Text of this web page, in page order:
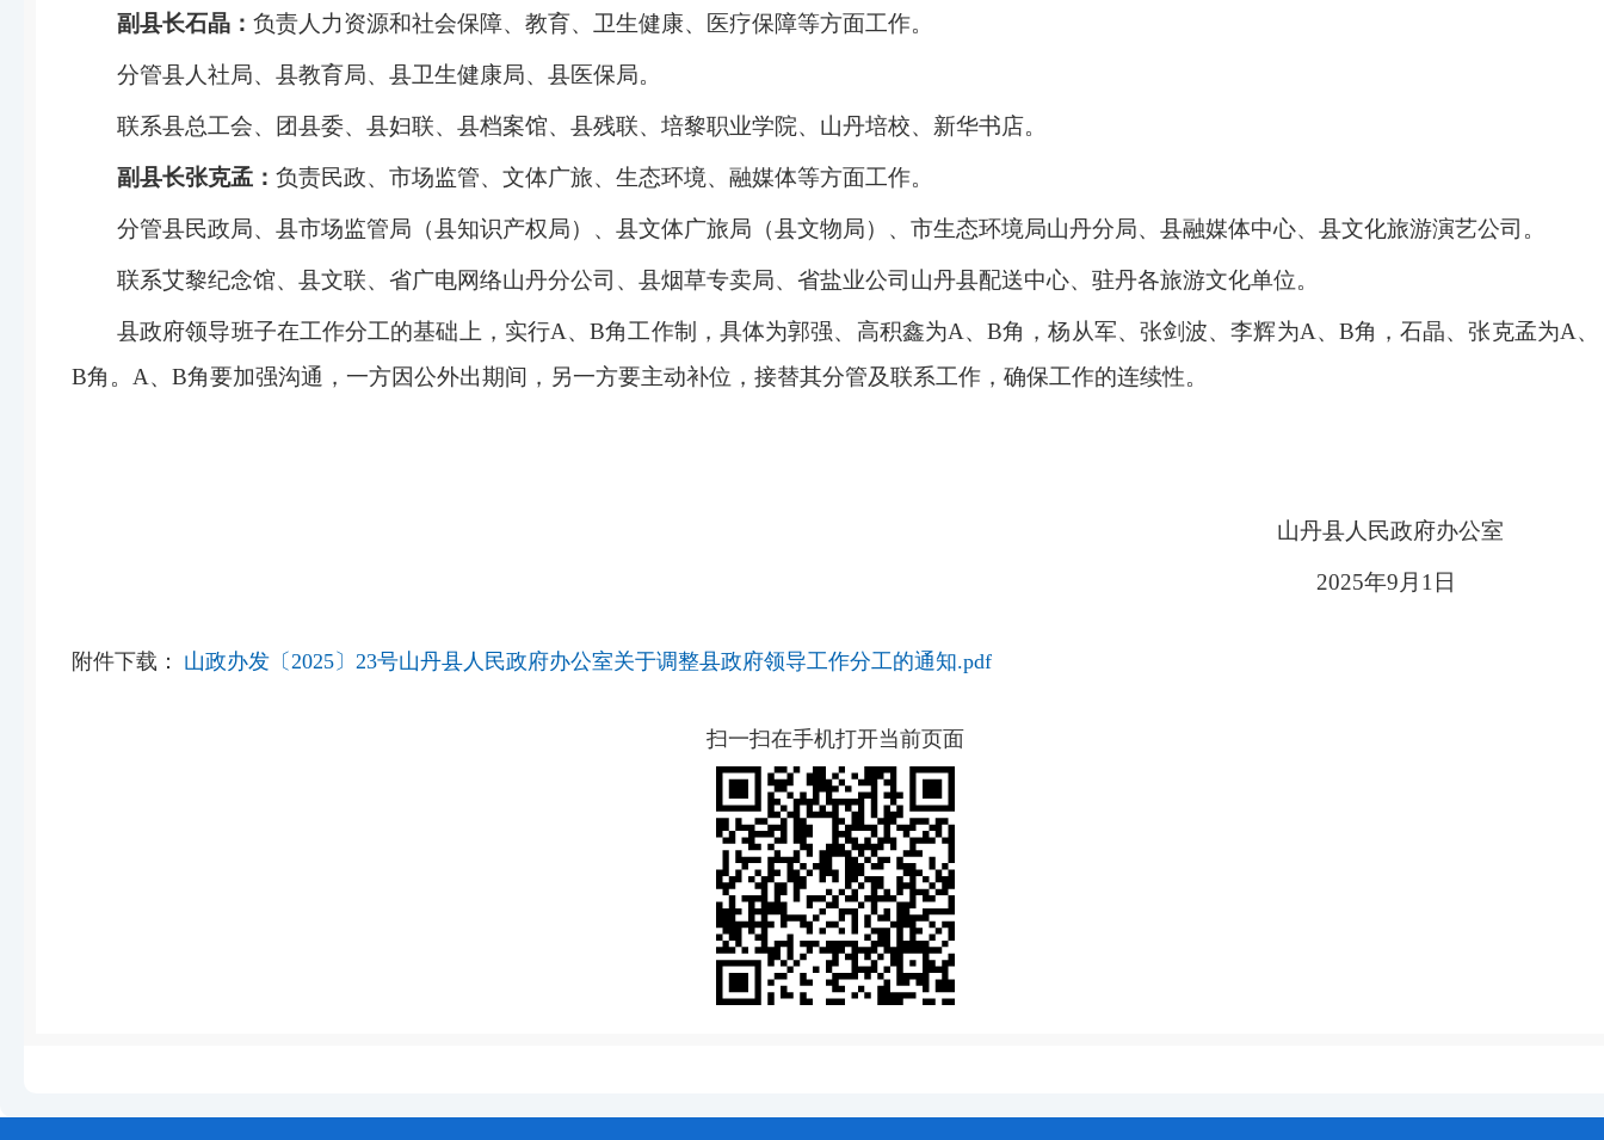
副县长石晶： 负责人力资源和社会保障、教育、卫生健康、医疗保障等方面工作。
分管县人社局、县教育局、县卫生健康局、县医保局。
联系县总工会、团县委、县妇联、县档案馆、县残联、培黎职业学院、山丹培校、新华书店。
副县长张克孟： 负责民政、市场监管、文体广旅、生态环境、融媒体等方面工作。
分管县民政局、县市场监管局（县知识产权局）、县文体广旅局（县文物局）、市生态环境局山丹分局、县融媒体中心、县文化旅游演艺公司。
联系艾黎纪念馆、县文联、省广电网络山丹分公司、县烟草专卖局、省盐业公司山丹县配送中心、驻丹各旅游文化单位。
县政府领导班子在工作分工的基础上，实行A、B角工作制，具体为郭强、高积鑫为A、B角，杨从军、张剑波、李辉为A、B角，石晶、张克孟为A、
B角。A、B角要加强沟通，一方因公外出期间，另一方要主动补位，接替其分管及联系工作，确保工作的连续性。
山丹县人民政府办公室
2025年9月1日
附件下载： 山政办发〔2025〕23号山丹县人民政府办公室关于调整县政府领导工作分工的通知.pdf
扫一扫在手机打开当前页面